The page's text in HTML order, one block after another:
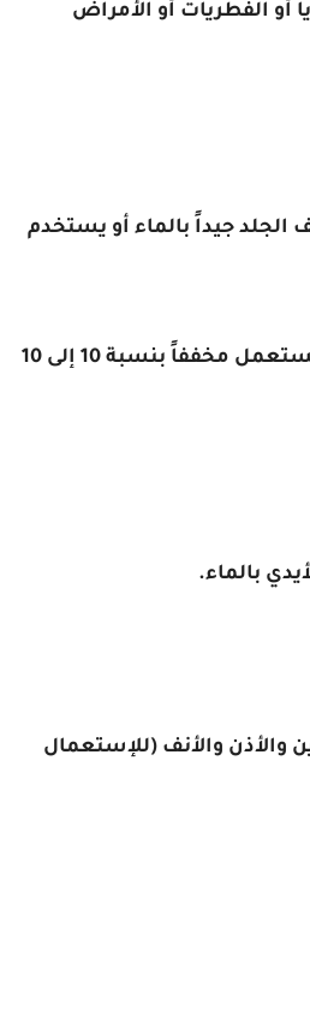
أو الفطريات أو الأمراض
جيداً بالماء أو يستخدم
: يستعمل بدون تخفيف أو يستعمل مخففاً بنسبة 10 إلى 10
بالماء.
والأنف (للإستعمال